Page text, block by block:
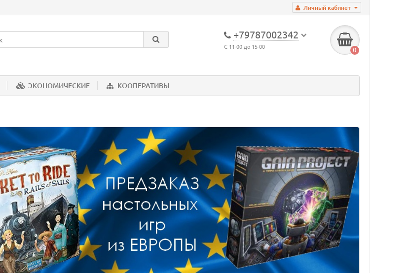
Личный кабинет
+79787002342
С 11-00 до 15-00 0
ЭКОНОМИЧЕСКИЕ КООПЕРАТИВЫ